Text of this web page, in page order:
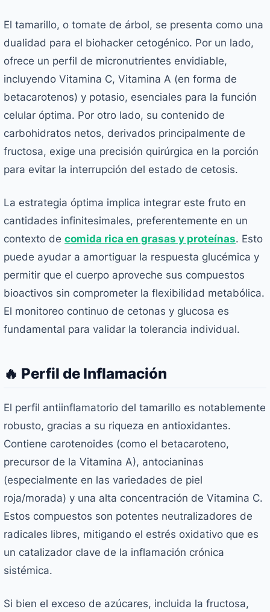
El tamarillo, o tomate de árbol, se presenta como una
dualidad para el biohacker cetogénico. Por un lado,
ofrece un perfil de micronutrientes envidiable,
incluyendo Vitamina C, Vitamina A (en forma de
betacarotenos) y potasio, esenciales para la función
celular óptima. Por otro lado, su contenido de
carbohidratos netos, derivados principalmente de
fructosa, exige una precisión quirúrgica en la porción
para evitar la interrupción del estado de cetosis.
La estrategia óptima implica integrar este fruto en
cantidades infinitesimales, preferentemente en un
contexto de comida rica en grasas y proteínas. Esto
puede ayudar a amortiguar la respuesta glucémica y
permitir que el cuerpo aproveche sus compuestos
bioactivos sin comprometer la flexibilidad metabólica.
El monitoreo continuo de cetonas y glucosa es
fundamental para validar la tolerancia individual.
🔥 Perfil de Inflamación
El perfil antiinflamatorio del tamarillo es notablemente
robusto, gracias a su riqueza en antioxidantes.
Contiene carotenoides (como el betacaroteno,
precursor de la Vitamina A), antocianinas
(especialmente en las variedades de piel
roja/morada) y una alta concentración de Vitamina C.
Estos compuestos son potentes neutralizadores de
radicales libres, mitigando el estrés oxidativo que es
un catalizador clave de la inflamación crónica
sistémica.
Si bien el exceso de azúcares, incluida la fructosa,